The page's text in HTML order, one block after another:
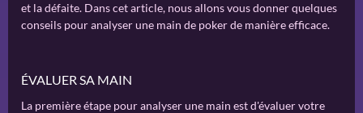
et la défaite. Dans cet article, nous allons vous donner quelques
conseils pour analyser une main de poker de manière efficace.
ÉVALUER SA MAIN
La première étape pour analyser une main est d'évaluer votre